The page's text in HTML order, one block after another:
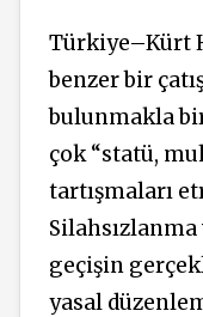
Türkiye–Kürt
benzer bir
bulunmakla
çok “statü,
tartışmaları
geçişin
yasal